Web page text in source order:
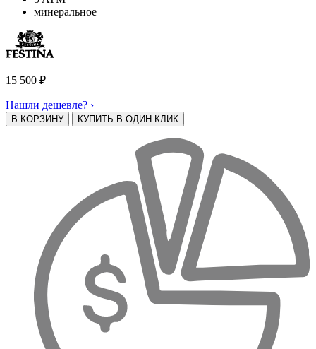
минеральное
15 500 ₽
Нашли дешевле? ›
В КОРЗИНУ КУПИТЬ В ОДИН КЛИК